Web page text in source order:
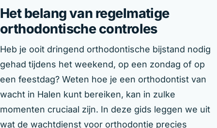
Het belang van regelmatige
orthodontische controles
Heb je ooit dringend orthodontische bijstand nodig
gehad tijdens het weekend, op een zondag of op
een feestdag? Weten hoe je een orthodontist van
wacht in Halen kunt bereiken, kan in zulke
momenten cruciaal zijn. In deze gids leggen we uit
wat de wachtdienst voor orthodontie precies